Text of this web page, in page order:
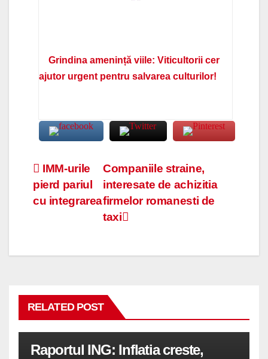
Grindina amenință viile: Viticultorii cer
ajutor urgent pentru salvarea culturilor!
Navigare
în
Companiile straine,
interesate de achizitia
firmelor romanesti de
taxi
IMM-urile
pierd pariul
cu integrarea
RELATED POST
Raportul ING: Inflatia creste,